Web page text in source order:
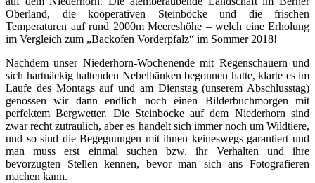
Oberland, die kooperativen Steinböcke und die frischen
Temperaturen auf rund 2000m Meereshöhe – welch eine Erholung
im Vergleich zum „Backofen Vorderpfalz“ im Sommer 2018!
Nachdem unser Niederhorn-Wochenende mit Regenschauern und
sich hartnäckig haltenden Nebelbänken begonnen hatte, klarte es im
Laufe des Montags auf und am Dienstag (unserem Abschlusstag)
genossen wir dann endlich noch einen Bilderbuchmorgen mit
perfektem Bergwetter. Die Steinböcke auf dem Niederhorn sind
zwar recht zutraulich, aber es handelt sich immer noch um Wildtiere,
und so sind die Begegnungen mit ihnen keineswegs garantiert und
man muss erst einmal suchen bzw. ihr Verhalten und ihre
bevorzugten Stellen kennen, bevor man sich ans Fotografieren
machen kann.